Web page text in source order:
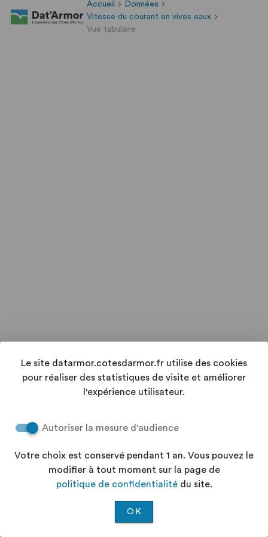
Accueil
Données
Vitesse du courant en vives eaux
Vue tabulaire
Le site datarmor.cotesdarmor.fr utilise des cookies
pour réaliser des statistiques de visite et améliorer
l'expérience utilisateur.
Autoriser la mesure d'audience
Votre choix est conservé pendant 1 an. Vous pouvez le
modifier à tout moment sur la page de
politique de confidentialitédu site.
OK